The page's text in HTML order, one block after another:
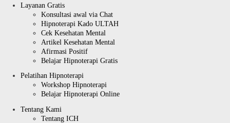
Layanan Gratis
Konsultasi awal via Chat
Hipnoterapi Kado ULTAH
Cek Kesehatan Mental
Artikel Kesehatan Mental
Afirmasi Positif
Belajar Hipnoterapi Gratis
Pelatihan Hipnoterapi
Workshop Hipnoterapi
Belajar Hipnoterapi Online
Tentang Kami
Tentang ICH